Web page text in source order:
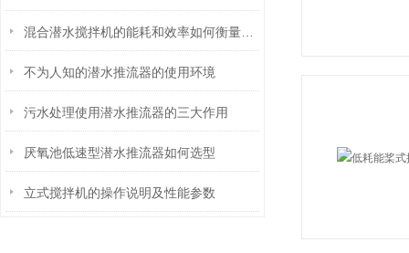
不为人知的潜水推流器的使用环境
污水处理使用潜水推流器的三大作用
厌氧池低速型潜水推流器如何选型
立式搅拌机的操作说明及性能参数